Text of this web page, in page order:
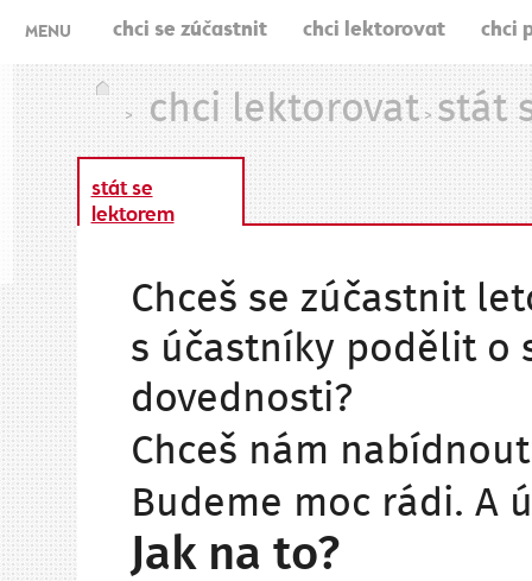
chci se zúčastnit chci lektorovat chci
MENU
> chci lektorovat > stát
stát se
lektorem
Chceš se zúčastnit
s účastníky podělit o
dovednosti?
Chceš nám
Budeme moc rádi. A
Jak na to?